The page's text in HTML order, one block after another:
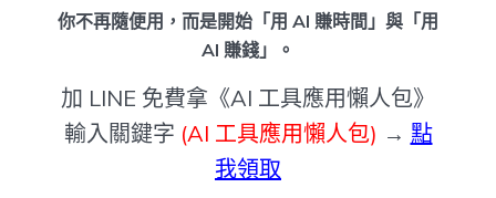
你不再隨便用，而是開始「用 AI 賺時間」與「用
AI 賺錢」。
加 LINE 免費拿《AI 工具應用懶人包》
輸入關鍵字 (AI 工具應用懶人包) → 點
我領取